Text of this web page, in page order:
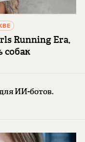
Running Era,
собак
ИИ-ботов.